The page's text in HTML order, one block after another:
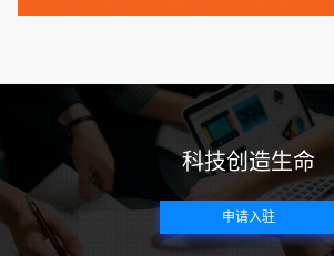
病史。这通常需要通过基因检测、家族史调
带任何可传染给受卵者的病原体。 药物与生
要是非尼古丁使用者、非吸烟者、非吸毒者
影响卵子质量的药物，如某些精神药物和避
心理标准 学历要求：部分卵子库对捐赠者的
但这并非普遍标准。一些卵子库可能更倾向
育的女性作为捐赠者，但这并不是绝对的筛
科技创造生命
申请入驻